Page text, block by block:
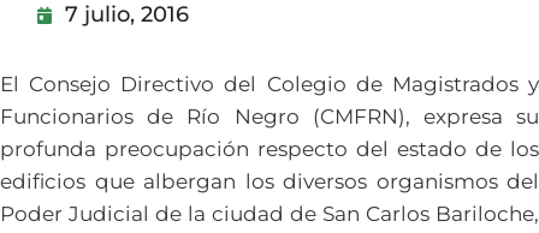
7 julio, 2016
El Consejo Directivo del Colegio de Magistrados y
Funcionarios de Río Negro (CMFRN), expresa su
profunda preocupación respecto del estado de los
edificios que albergan los diversos organismos del
Poder Judicial de la ciudad de San Carlos Bariloche,